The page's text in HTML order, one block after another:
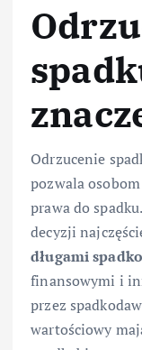
Odrzucenie
pozwala
prawa do
decyzji
długami
finansowymi i
przez
wartościowy